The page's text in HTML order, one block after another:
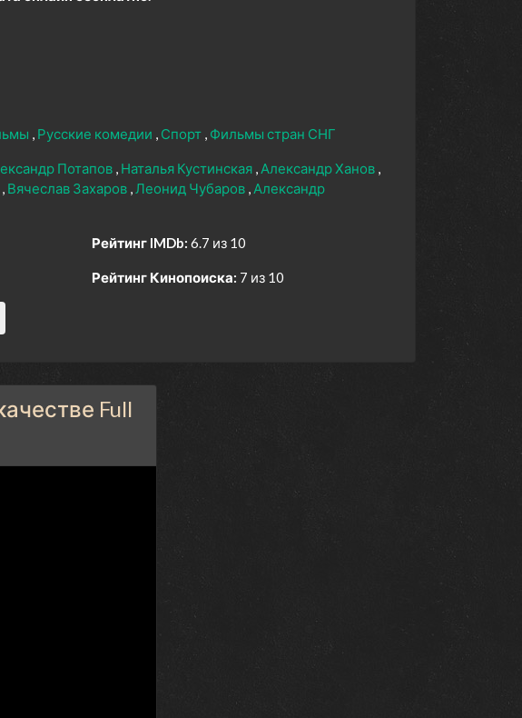
Русские комедии Спорт Фильмы стран СНГ
Потапов Наталья Кустинская Александр Ханов
Вячеслав Захаров Леонид Чубаров Александр
Рейтинг IMDb: 6.7 из 10
Рейтинг Кинопоиска: 7 из 10
Full